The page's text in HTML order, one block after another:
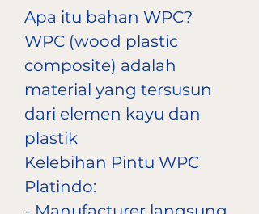
Apa itu bahan WPC?
WPC (wood plastic
composite) adalah
material yang tersusun
dari elemen kayu dan
plastik
Kelebihan Pintu WPC
Platindo: